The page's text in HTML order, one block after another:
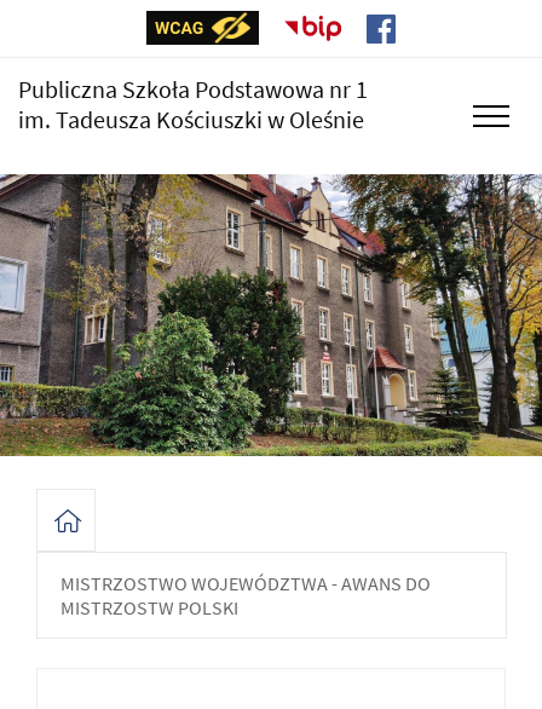
Publiczna Szkoła Podstawowa nr 1
im. Tadeusza Kościuszki w Oleśnie
MISTRZOSTWO WOJEWÓDZTWA - AWANS DO
MISTRZOSTW POLSKI